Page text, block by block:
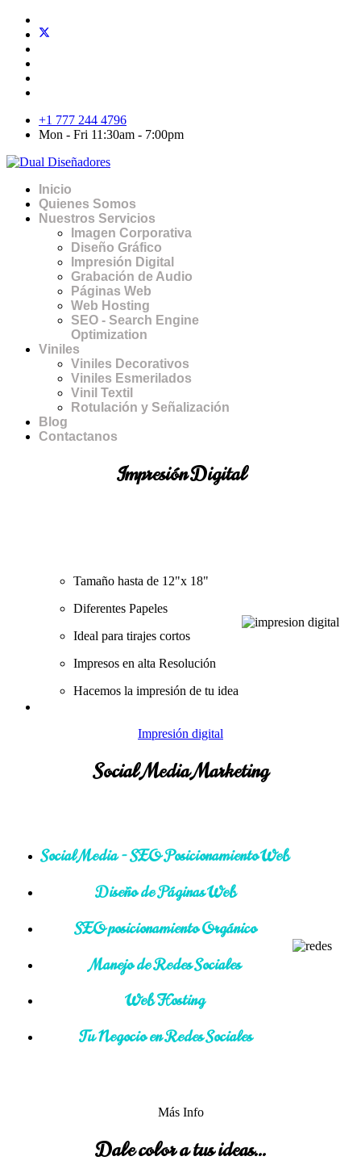
+1 777 244 4796
Mon - Fri 11:30am - 7:00pm
Inicio
Quienes Somos
Nuestros Servicios
Imagen Corporativa
Diseño Gráfico
Impresión Digital
Grabación de Audio
Páginas Web
Web Hosting
SEO - Search Engine
Optimization
Viniles
Viniles Decorativos
Viniles Esmerilados
Vinil Textil
Rotulación y Señalización
Blog
Contactanos
Impresión Digital
Tamaño hasta de 12"x 18"
Diferentes Papeles
Ideal para tirajes cortos
Impresos en alta Resolución
Hacemos la impresión de tu idea
Impresión digital
Social Media Marketing
Social Media - SEO Posicionamiento Web
Diseño de Páginas Web
SEO posicionamiento Orgánico
Manejo de Redes Sociales
Web Hosting
Tu Negocio en Redes Sociales
Más Info
Dale color a tus ideas...